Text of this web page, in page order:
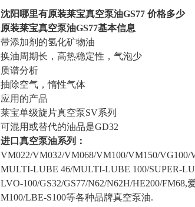
沈阳哪里有原装莱宝真空泵油GS77 价格多少
原装莱宝真空泵油GS77基本信息
带添加剂的氢化矿物油
换油周期长，高热稳定性，气泡少
质谱分析
抽除空气，惰性气体
应用的产品
莱宝单级旋片真空泵SV系列
可混用或替代的油品是GD32
进口真空泵油系列：
VM022/VM032/VM068/VM100/VM150/
MULTI-LUBE 46/MULTI-LUBE 100/SUPER-
LVO-100/GS32/GS77/N62/N62H/HE200/FM68,
M100/LBE-S100等各种品牌真空泵油.